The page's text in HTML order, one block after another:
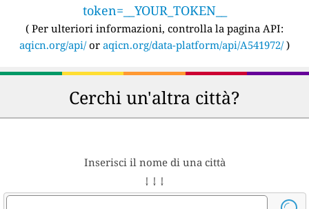
token=__YOUR_TOKEN__
( Per ulteriori informazioni, controlla la pagina API:
aqicn.org/api/or aqicn.org/data-platform/api/A541972/)
Cerchi un'altra città?
Inserisci il nome di una città
↓ ↓ ↓